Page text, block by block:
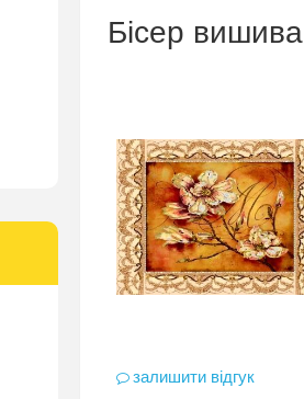
Бісер
залишити відгук